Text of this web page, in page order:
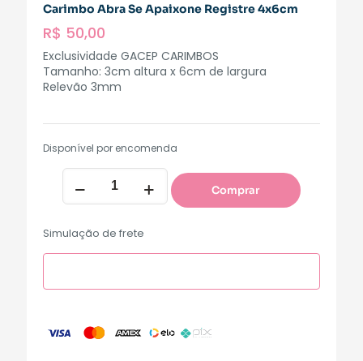
Carimbo Abra Se Apaixone Registre 4x6cm
R$ 50,00
Exclusividade GACEP CARIMBOS
Tamanho: 3cm altura x 6cm de largura
Relevão 3mm
Disponível por encomenda
Comprar
Simulação de frete